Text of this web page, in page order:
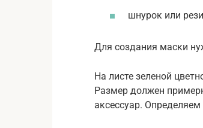
шнурок или
Для создания маски
На листе зеленой
Размер должен
аксессуар.